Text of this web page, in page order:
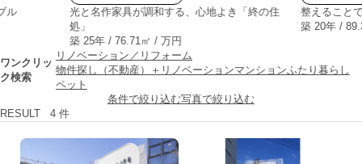
ル
光と名作家具が調和する、心地よき「終の住
処」
築 25年 / 76.71㎡ / 万円
整えること
築 20年 /
ワンクリッ
ク検索
リノベーション／リフォーム
物件探し（不動産）＋リノベーションマンションふたり暮らし
ペット
条件で絞り込む写真で絞り込む
RESULT
4 件